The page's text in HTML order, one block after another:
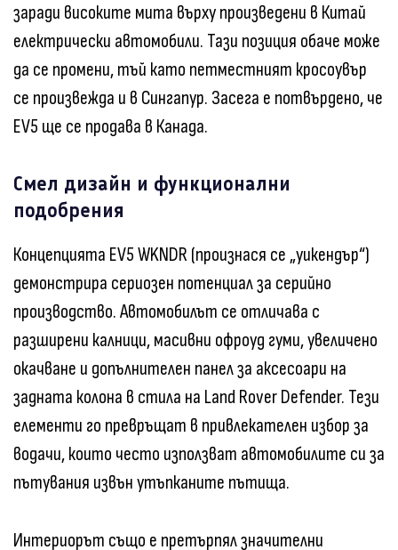
заради високите мита върху произведени в Китай
електрически автомобили. Тази позиция обаче може
да се промени, тъй като петместният кросоувър
се произвежда и в Сингапур. Засега е потвърдено, че
EV5 ще се продава в Канада.
Смел дизайн и функционални
подобрения
Концепцията EV5 WKNDR (произнася се „уикендър“)
демонстрира сериозен потенциал за серийно
производство. Автомобилът се отличава с
разширени калници, масивни офроуд гуми, увеличено
окачване и допълнителен панел за аксесоари на
задната колона в стила на Land Rover Defender. Тези
елементи го превръщат в привлекателен избор за
водачи, които често използват автомобилите си за
пътувания извън утъпканите пътища.
Интериорът също е претърпял значителни